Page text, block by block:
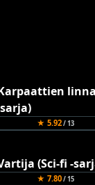
★ 5.92/ 13
★ 7.80/ 15